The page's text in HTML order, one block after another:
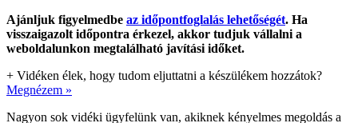
Ajánljuk figyelmedbe az időpontfoglalás lehetőségét. Ha
visszaigazolt időpontra érkezel, akkor tudjuk vállalni a
weboldalunkon megtalálható javítási időket.
+ Vidéken élek, hogy tudom eljuttatni a készülékem hozzátok?
Megnézem »
Nagyon sok vidéki ügyfelünk van, akiknek kényelmes megoldás a